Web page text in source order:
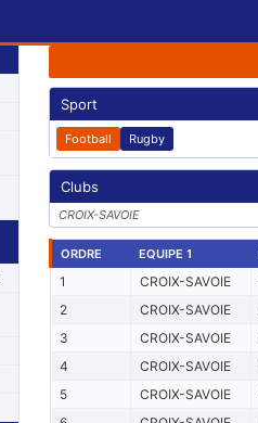
Sport
Football Rugby
Clubs
CROIX-SAVOIE
ORDRE EQUIPE 1
1 CROIX-SAVOIE
2
CROIX-SAVOIE
3
CROIX-SAVOIE
4
CROIX-SAVOIE
5
CROIX-SAVOIE